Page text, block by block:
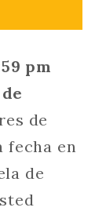
pm
de
fecha en
de